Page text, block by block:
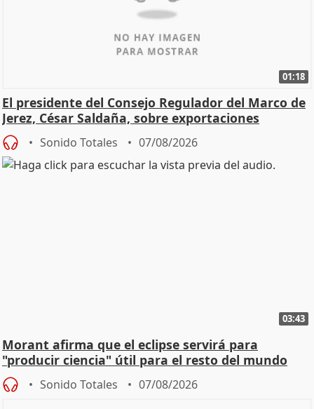
01:18
El presidente del Consejo Regulador del Marco de
Jerez, César Saldaña, sobre exportaciones
Sonido Totales 07/08/2026
03:43
Morant afirma que el eclipse servirá para
"producir ciencia" útil para el resto del mundo
Sonido Totales 07/08/2026